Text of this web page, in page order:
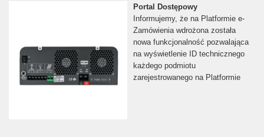
Portal Dostępowy
Informujemy, że na Platformie e-
Zamówienia wdrożona została
nowa funkcjonalność pozwalająca
na wyświetlenie ID technicznego
każdego podmiotu
zarejestrowanego na Platformie